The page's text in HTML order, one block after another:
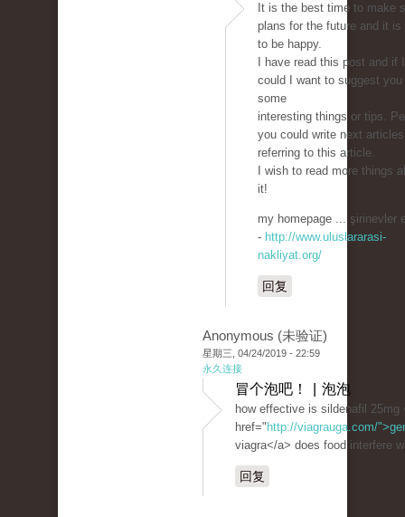
It is the best time to make
plans for the future and it is
to be happy.
I have read this post and if I
could I want to suggest you
some
interesting things or tips.
you could write next articles
referring to this article.
I wish to read more things
it!
my homepage ... şirinevler
- http://www.uluslararasi-
nakliyat.org/
回复
Anonymous (未验证)
星期三, 04/24/2019 - 22:59
永久连接
冒个泡吧！ | 泡泡
how effective is sildenafil 25mg
href=" http://viagrauga.com/
viagra</a> does food interfere
回复